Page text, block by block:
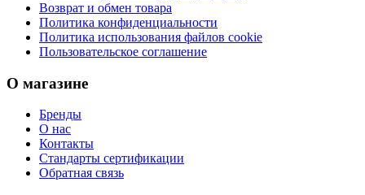
Возврат и обмен товара
Политика конфиденциальности
Политика использования файлов cookie
Пользовательское соглашение
О магазине
Бренды
О нас
Контакты
Стандарты сертификации
Обратная связь